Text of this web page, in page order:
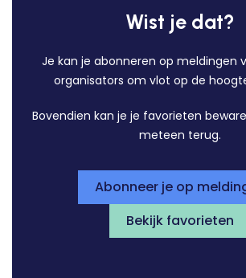
Wist je dat?
Je kan je abonneren op meldingen
organisators om vlot op de
Bovendien kan je je favorieten
meteen terug.
Abonneer je op
Bekijk favorieten